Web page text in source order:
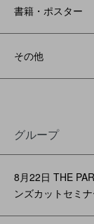
書籍・ポスター
その他
グループ
8月22日 THE
ンズカットセミ